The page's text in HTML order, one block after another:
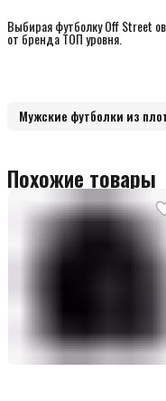
Выбирая футболку Off Street
от бренда ТОП уровня.
Мужские футболки из
Похожие товары